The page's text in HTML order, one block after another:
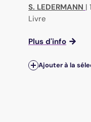
S. LEDERMANN |
Livre
Plus d'info
Ajouter à la